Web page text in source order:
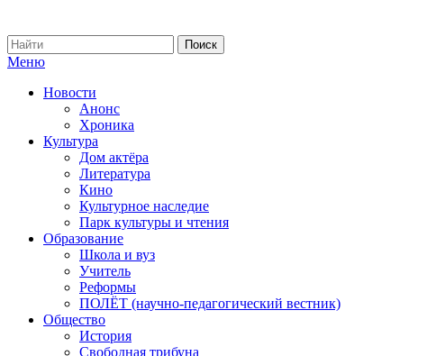
Меню
Новости
Анонс
Хроника
Культура
Дом актёра
Литература
Кино
Культурное наследие
Парк культуры и чтения
Образование
Школа и вуз
Учитель
Реформы
ПОЛЁТ (научно-педагогический вестник)
Общество
История
Свободная трибуна